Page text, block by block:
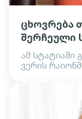
ცხოვრება
შერჩეული
ამ სტატიაში
ვერის